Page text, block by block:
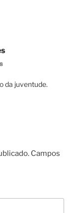
da juventude.
Campos